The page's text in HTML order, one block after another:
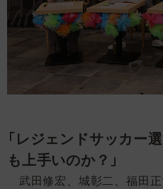
「レジェンドサッカー
も上手いのか？」
武田修宏、城彰二、福田